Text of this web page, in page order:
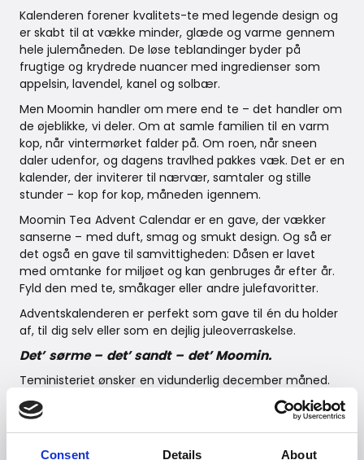
Consent Details About
Kalenderen forener kvalitets-te med legende design og
er skabt til at vække minder, glæde og varme gennem
hele julemåneden. De løse teblandinger byder på
frugtige og krydrede nuancer med ingredienser som
appelsin, lavendel, kanel og solbær.
Men Moomin handler om mere end te – det handler om
de øjeblikke, vi deler. Om at samle familien til en varm
kop, når vintermørket falder på. Om roen, når sneen
daler udenfor, og dagens travlhed pakkes væk. Det er en
kalender, der inviterer til nærvær, samtaler og stille
stunder – kop for kop, måneden igennem.
Moomin Tea Advent Calendar er en gave, der vækker
sanserne – med duft, smag og smukt design. Og så er
det også en gave til samvittigheden: Dåsen er lavet
med omtanke for miljøet og kan genbruges år efter år.
Fyld den med te, småkager eller andre julefavoritter.
Adventskalenderen er perfekt som gave til én du holder
af, til dig selv eller som en dejlig juleoverraskelse.
Det’ sørme – det’ sandt – det’ Moomin.
Teministeriet ønsker en vidunderlig december måned.
Tilgængelig fra efteråret 2025 hos udvalgte forhandlere
og på
Vejledende udsalgspris DKK: 229,-